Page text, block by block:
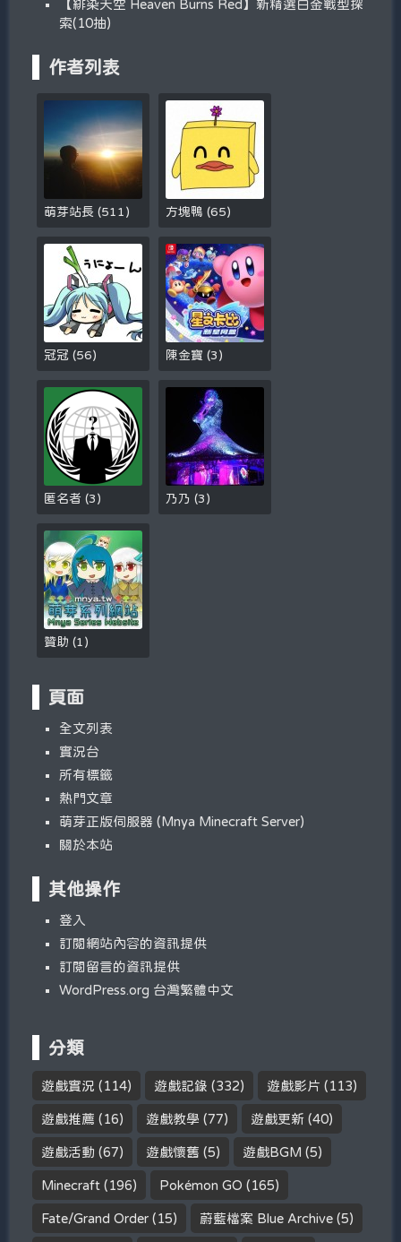
【緋染天空 Heaven Burns Red】新精選白金戰型探
索(10抽)
作者列表
萌芽站長(511 ) 方塊鴨(65)
冠冠(56) 陳金寶(3 )
匿名者(3 ) 乃乃(3 )
贊助(1 )
頁面
全文列表
實況台
所有標籤
熱門文章
萌芽正版伺服器 (Mnya Minecraft Server)
關於本站
其他操作
登入
訂閱網站內容的資訊提供
訂閱留言的資訊提供
WordPress.org 台灣繁體中文
分類
遊戲實況 (114) 遊戲記錄 (332) 遊戲影片 (113)
遊戲推薦 (16) 遊戲教學 (77) 遊戲更新 (40)
遊戲活動 (67) 遊戲懷舊 (5) 遊戲BGM (5)
Minecraft (196) Pokémon GO (165)
Fate/Grand Order (15) 蔚藍檔案 Blue Archive (5)